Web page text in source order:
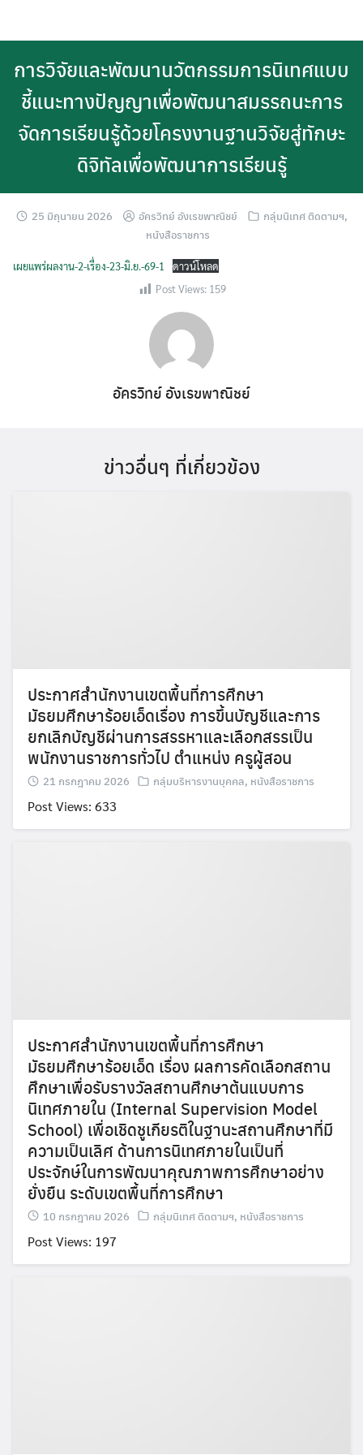
การวิจัยและพัฒนานวัตกรรมการนิเทศแบบ
ชี้แนะทางปัญญาเพื่อพัฒนาสมรรถนะการ
จัดการเรียนรู้ด้วยโครงงานฐานวิจัยสู่ทักษะ
ดิจิทัลเพื่อพัฒนาการเรียนรู้
25 มิถุนายน 2026 อัครวิทย์ อังเรขพาณิชย์ กลุ่มนิเทศ ติดตามฯ,
หนังสือราชการ
เผยแพร่ผลงาน-2-เรื่อง-23-มิ.ย.-69-1
ดาวน์โหลด
Post Views: 159
อัครวิทย์ อังเรขพาณิชย์
ข่าวอื่นๆ ที่เกี่ยวข้อง
ประกาศสำนักงานเขตพื้นที่การศึกษา
มัธยมศึกษาร้อยเอ็ดเรื่อง การขึ้นบัญชีและการ
ยกเลิกบัญชีผ่านการสรรหาและเลือกสรรเป็น
พนักงานราชการทั่วไป ตำแหน่ง ครูผู้สอน
21 กรกฎาคม 2026 กลุ่มบริหารงานบุคคล, หนังสือราชการ
Post Views: 633
ประกาศสำนักงานเขตพื้นที่การศึกษา
มัธยมศึกษาร้อยเอ็ด เรื่อง ผลการคัดเลือกสถาน
ศึกษาเพื่อรับรางวัลสถานศึกษาต้นแบบการ
นิเทศภายใน (Internal Supervision Model
School) เพื่อเชิดชูเกียรติในฐานะสถานศึกษาที่มี
ความเป็นเลิศ ด้านการนิเทศภายในเป็นที่
ประจักษ์ในการพัฒนาคุณภาพการศึกษาอย่าง
ยั่งยืน ระดับเขตพื้นที่การศึกษา
10 กรกฎาคม 2026 กลุ่มนิเทศ ติดตามฯ, หนังสือราชการ
Post Views: 197